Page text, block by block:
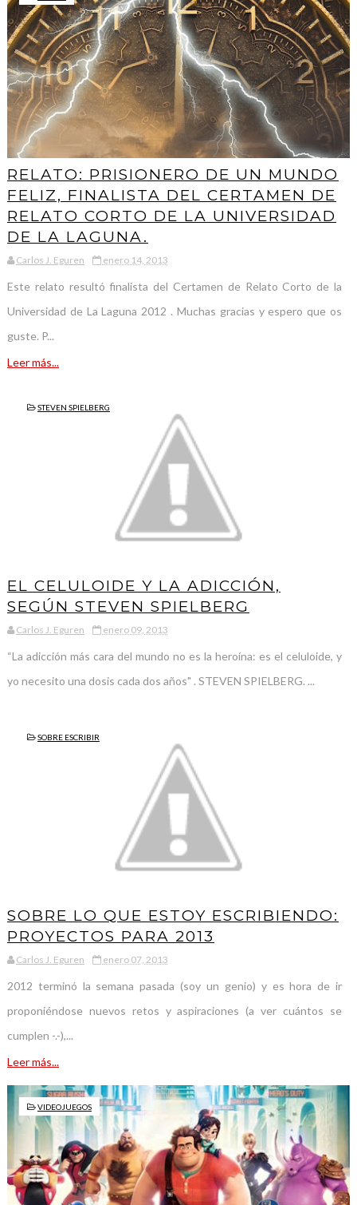
RELATO: PRISIONERO DE UN MUNDO
FELIZ, FINALISTA DEL CERTAMEN DE
RELATO CORTO DE LA UNIVERSIDAD
DE LA LAGUNA.
Carlos J. Eguren enero 14, 2013
Este relato resultó finalista del Certamen de Relato Corto de la
Universidad de La Laguna 2012 . Muchas gracias y espero que os
guste. P...
Leer más...
STEVEN SPIELBERG
EL CELULOIDE Y LA ADICCIÓN,
SEGÚN STEVEN SPIELBERG
Carlos J. Eguren enero 09, 2013
“La adicción más cara del mundo no es la heroína: es el celuloide, y
yo necesito una dosis cada dos años" . STEVEN SPIELBERG. ...
SOBRE ESCRIBIR
SOBRE LO QUE ESTOY ESCRIBIENDO:
PROYECTOS PARA 2013
Carlos J. Eguren enero 07, 2013
2012 terminó la semana pasada (soy un genio) y es hora de ir
proponiéndose nuevos retos y aspiraciones (a ver cuántos se
cumplen -.-),...
Leer más...
VIDEOJUEGOS